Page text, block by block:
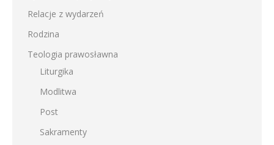
Relacje z wydarzeń
Rodzina
Teologia prawosławna
Liturgika
Modlitwa
Post
Sakramenty